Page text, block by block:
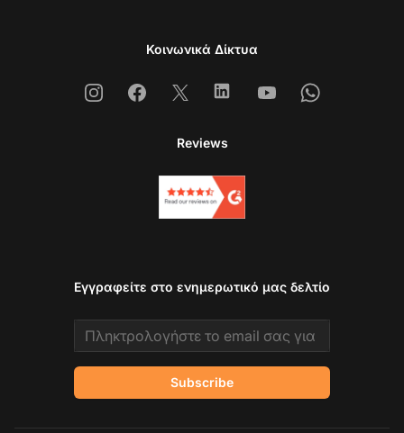
Κοινωνικά Δίκτυα
InstagramFacebook
X LinkedinYoutubeWhatsapp
Reviews
Εγγραφείτε στο ενημερωτικό μας δελτίο
Email address
Subscribe